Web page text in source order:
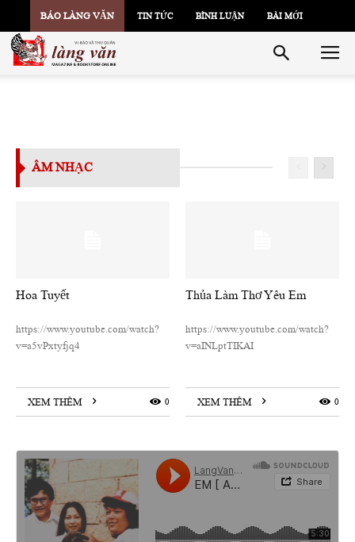
BÁO LÀNG VĂN TIN TỨC BÌNH LUẬN BÀI MỚI
ÂM NHẠC
Hoa Tuyết
https://www.youtube.com/watch?
v=a5vPxtyfjq4
XEM THÊM 0
Thủa Làm Thơ Yêu Em
https://www.youtube.com/watch?
v=aINLptTIKAI
XEM THÊM 0